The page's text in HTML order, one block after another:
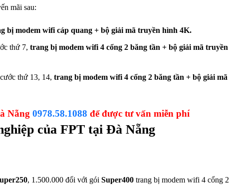
mãi sau:
bị modem wifi cáp quang + bộ giải mã truyền hình 4K.
thứ 7, trang bị modem wifi 4 cổng 2 băng tần + bộ giải mã truyền
thứ 13, 14, trang bị modem wifi 4 cổng 2 băng tần + bộ giải mã
Nẵng0978.58.1088 để được tư vấn miễn phí
của FPT tại Đà Nẵng
, 1.500.000 đối với gói Super400trang bị modem wifi 4 cổng 2